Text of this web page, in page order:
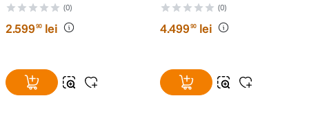
10 . insta 360
(0)
2.59990 lei
(0)
4.49990 lei